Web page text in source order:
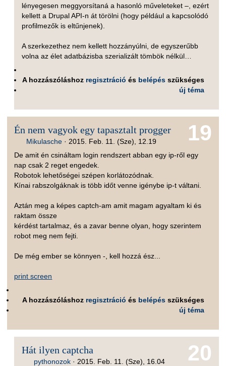
lényegesen meggyorsítaná a hasonló műveleteket –, ezért
kellett a Drupal API-n át törölni (hogy például a kapcsolódó
profilmezők is eltűnjenek).
A szerkezethez nem kellett hozzányúlni, de egyszerűbb
volna az élet adatbázisba szerializált tömbök nélkül…
A hozzászóláshoz regisztráció és belépés szükséges
új téma
19
Én nem vagyok egy tapasztalt progger
Mikulasche · 2015. Feb. 11. (Sze), 12.19
De amit én csináltam login rendszert abban egy ip-ről egy
nap csak 2 reget engedek.
Robotok lehetőségei szépen korlátozódnak.
Kínai rabszolgáknak is több időt venne igénybe ip-t váltani.
Aztán meg a képes captch-am amit magam agyaltam ki és
raktam össze
kérdést tartalmaz, és a zavar benne olyan, hogy szerintem
robot meg nem fejti.
De még ember se könnyen -, kell hozzá ész...
print screen
A hozzászóláshoz regisztráció és belépés szükséges
új téma
20
Hát ilyen captcha
pythonozok· 2015. Feb. 11. (Sze), 16.04